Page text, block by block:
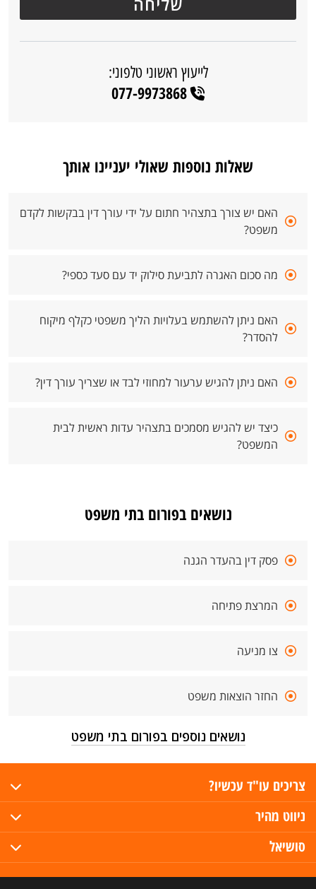
לייעוץ ראשוני טלפוני:
077-9973868
שאלות נוספות שאולי יעניינו אותך
האם יש צורך בתצהיר חתום על ידי עורך דין בבקשות לקדם
משפט?
מה סכום האגרה לתביעת סילוק יד עם סעד כספי?
האם ניתן להשתמש בעלויות הליך משפטי כקלף מיקוח
להסדר?
האם ניתן להגיש ערעור למחוזי לבד או שצריך עורך דין?
כיצד יש להגיש מסמכים בתצהיר עדות ראשית לבית
המשפט?
נושאים בפורום בתי משפט
פסק דין בהעדר הגנה
המרצת פתיחה
צו מניעה
החזר הוצאות משפט
נושאים נוספים בפורום בתי משפט
צריכים עו"ד עכשיו?
ניווט מהיר
סושיאל